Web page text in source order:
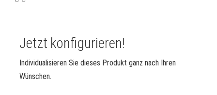
Jetzt konfigurieren!
Individualisieren Sie dieses Produkt ganz nach Ihren
Wünschen.